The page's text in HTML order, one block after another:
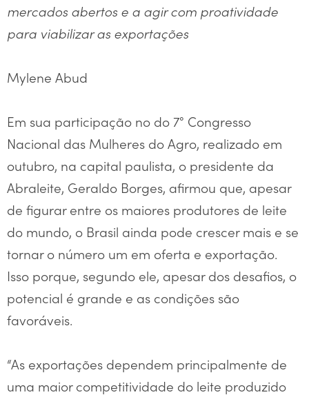
mercados abertos e a agir com proatividade
para viabilizar as exportações
Mylene Abud
Em sua participação no do 7° Congresso
Nacional das Mulheres do Agro, realizado em
outubro, na capital paulista, o presidente da
Abraleite, Geraldo Borges, afirmou que, apesar
de figurar entre os maiores produtores de leite
do mundo, o Brasil ainda pode crescer mais e se
tornar o número um em oferta e exportação.
Isso porque, segundo ele, apesar dos desafios, o
potencial é grande e as condições são
favoráveis.
“As exportações dependem principalmente de
uma maior competitividade do leite produzido